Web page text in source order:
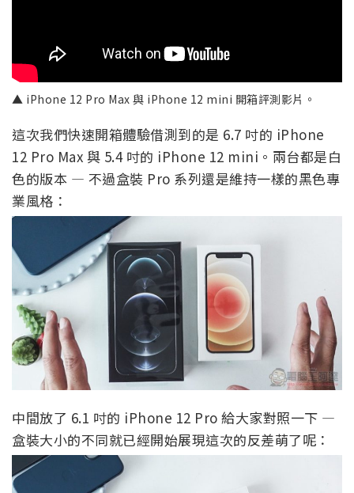
▲ iPhone 12 Pro Max 與 iPhone 12 mini 開箱評測影片。
這次我們快速開箱體驗借測到的是 6.7 吋的 iPhone
12 Pro Max 與 5.4 吋的 iPhone 12 mini。兩台都是白
色的版本 — 不過盒裝 Pro 系列還是維持一樣的黑色專
業風格：
中間放了 6.1 吋的 iPhone 12 Pro 給大家對照一下 —
盒裝大小的不同就已經開始展現這次的反差萌了呢：